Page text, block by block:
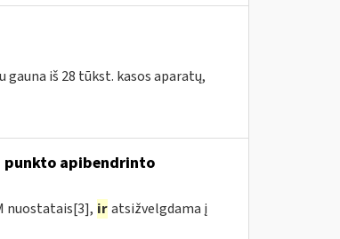
gauna iš 28 tūkst. kasos aparatų,
punkto apibendrinto
nuostatais[3], ir atsižvelgdama į